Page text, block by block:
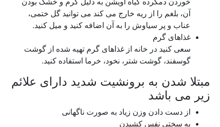
خوردن دمکرده گیاه آویشن به دلیل گرم و خشک بودن
آن، بلغم را از ریه خارج می کند می توانید گل ختمی،
عناب و پر سیاوش را به آن اضافه کنید و میل کنید.
غذاهای گرم
سعی کنید در خانه از غذاهای گرم تهیه شده از گوشت
گوسفند، گوشت شتر، نخود، خرما استفاده کنید.
مبتلا شدن به برونشیت شدید دارای علائم
زیر می باشد
از دست دادن وزن زیاد به صورت ناگهانی
به سختی نفس کشیدن